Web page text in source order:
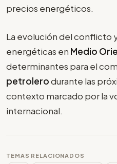
precios energéticos.
La evolución del conflicto
energéticas en Medio
determinantes para el
petrolerodurante las
contexto marcado por la
internacional.
TEMAS RELACIONADOS